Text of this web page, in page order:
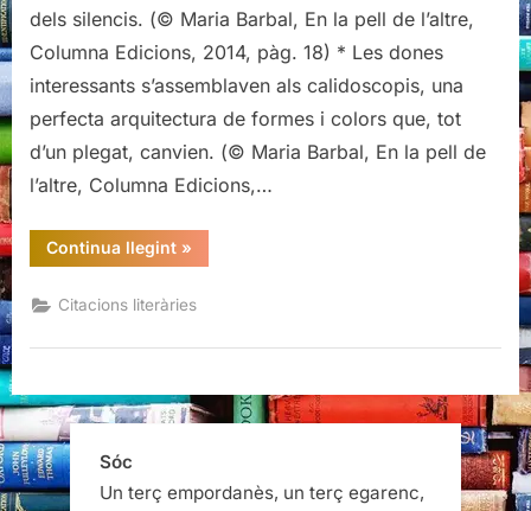
d’En
de
l’altre,
Maria
Barbal
dels silencis. (© Maria Barbal, En la pell de l’altre,
Columna Edicions, 2014, pàg. 18) * Les dones
interessants s’assemblaven als calidoscopis, una
perfecta arquitectura de formes i colors que, tot
d’un plegat, canvien. (© Maria Barbal, En la pell de
l’altre, Columna Edicions,…
Continua llegint“Citacions
literàries
la
pell
l’altre,
»
Citacions literàries
Sóc
Un terç empordanès, un terç egarenc,